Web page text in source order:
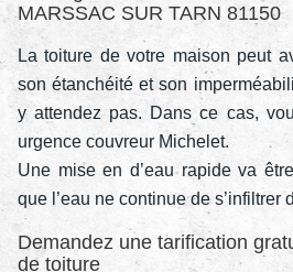
MARSSAC SUR TARN 81150
La toiture de votre maison peut
son étanchéité et son
y attendez pas. Dans ce cas,
urgence couvreur Michelet.
Une mise en d’eau rapide va
que l’eau ne continue de s’infiltrer
Demandez une tarification
de toiture